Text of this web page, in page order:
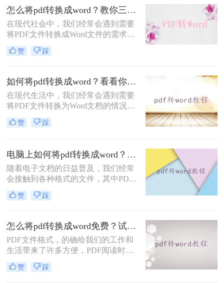
题。幸运的是，现在有一种简单而高
效的方法可以解决这个问题，那就是
将PDF文件转换为Word文件。本文将
为大家介绍pdf怎么转换成word方法，
下面一起看看吧。
怎么将pdf转换成word？教你三个方法！
在现代社会中，我们经常会遇到需要
将PDF文件转换成Word文件的需求。
无论是为了编辑文本内容，还是为了
复制、粘贴或进行其他操作，将PDF
作和学习。那么，怎么将pdf转换成
word呢？本文将为大家提供详细的教
程及推荐一些高效的软件，帮助大家
顺利完成转换任务。
赞 踩
如何将pdf转换成word？看看你最适合哪种方法！
在现代生活中，我们经常会遇到需要
将PDF文件转换为Word文档的情况。
不管是出于编辑需要，还是为了方便
和共享，将PDF转换为Word是一个十
是选择一个高效且易于使用的工具非
常重要。在本文中，我们将向您介绍
如何将pdf转换成word，并提供一些值
得信赖的工具供您选择。
赞 踩
电脑上如何将pdf转换成word？分享3种简单方法~
随着电子文档的日益普及，我们经常
会接触到各种格式的文件，其中PDF
和Word文档是最常见的两种格式。有
时候我们可能需要将PDF转换成
本文将介绍电脑上如何将pdf转换成
word方法，帮助你在电脑上快速将
PDF文档转换成可编辑的Word文档。
赞 踩
怎么将pdf转换成word免费？试试下面的几种方法！
PDF文件格式，的确给我们的工作和
生活带来了许多方便，PDF阅读时，
可以固定版面不跳格式，但是PDF也
并非万能的使用场景，比如PDF的内
赞 踩